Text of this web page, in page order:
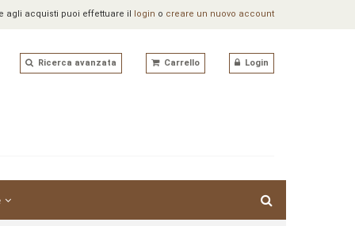
agli acquisti puoi effettuare il login o creare un nuovo account
Ricerca avanzata Carrello Login